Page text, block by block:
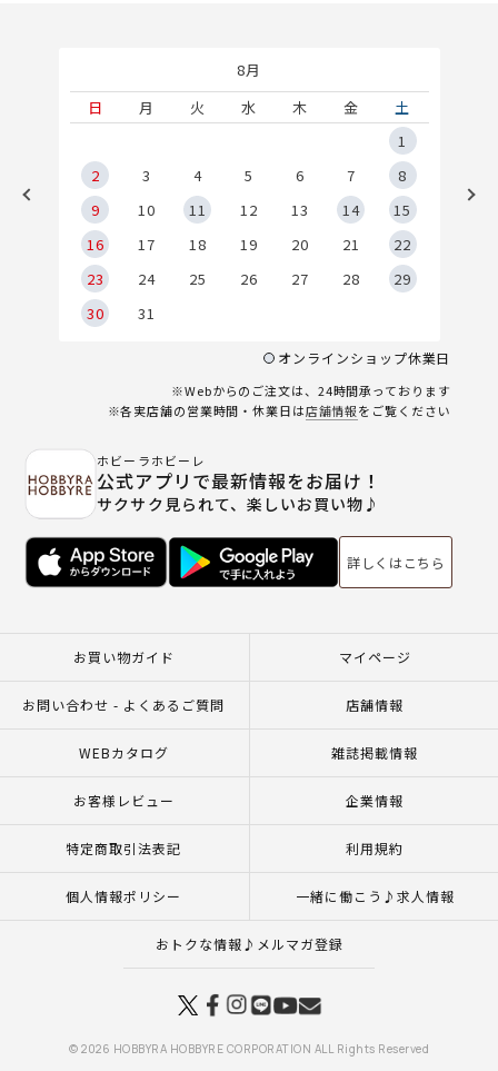
8月
日
月 火 水 木 金
土
1
2
3 4 5 6 7
8
9
10 11 12 13 14
15
16
17 18 19 20 21
22
23
24 25 26 27 28
29
30
31
オンラインショップ休業日
※Webからのご注文は、24時間承っております
※各実店舗の営業時間・休業日は店舗情報をご覧ください
ホビーラホビーレ
公式アプリで最新情報をお届け！
サクサク見られて、楽しいお買い物♪
詳しくはこちら
お買い物ガイド マイページ
お問い合わせ - よくあるご質問 店舗情報
WEBカタログ 雑誌掲載情報
お客様レビュー 企業情報
特定商取引法表記 利用規約
個人情報ポリシー 一緒に働こう♪求人情報
おトクな情報♪メルマガ登録
© 2026 HOBBYRA HOBBYRE CORPORATION ALL Rights Reserved